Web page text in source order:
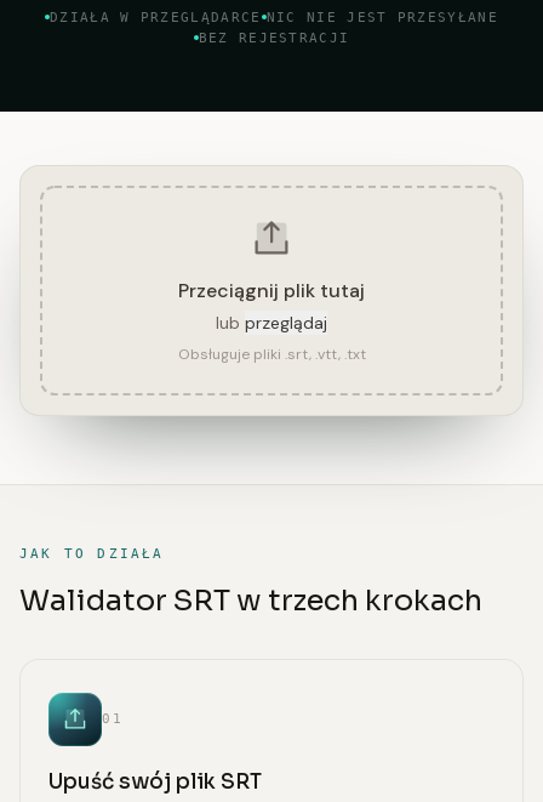
DZIAŁA W PRZEGLĄDARCE NIC NIE JEST PRZESYŁANE
BEZ REJESTRACJI
Przeciągnij plik tutaj
lub przeglądaj
Obsługuje pliki .srt, .vtt, .txt
JAK TO DZIAŁA
Walidator SRT w trzech krokach
01
Upuść swój plik SRT